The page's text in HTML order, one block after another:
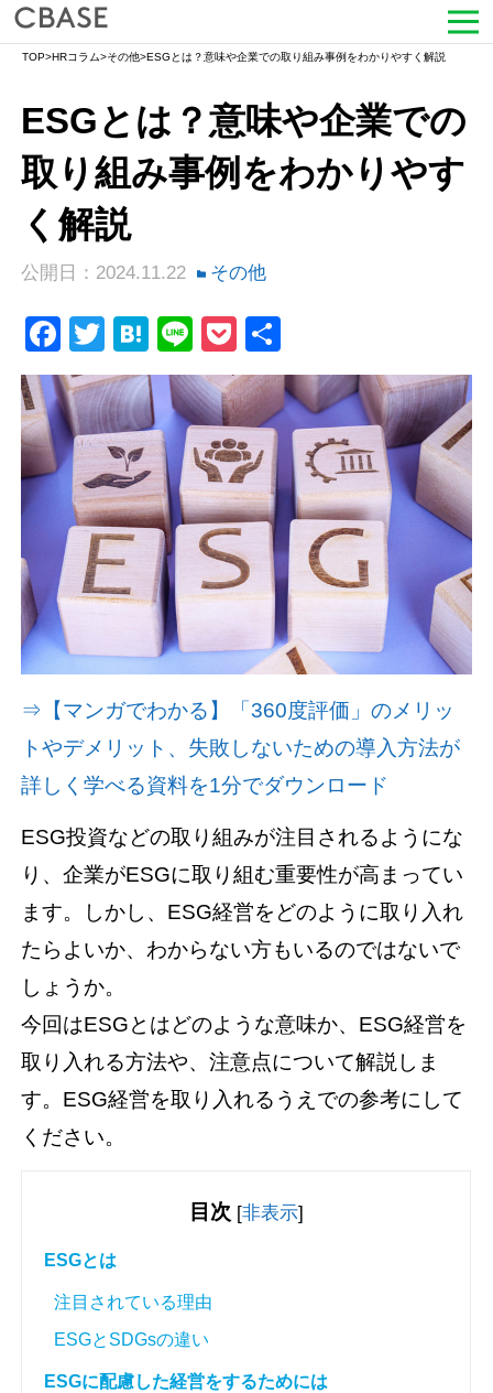
活用シーン
導入事例
セミナー情報
お知らせ
会社情報
よくある質問
資料請求(無料) お見積もり依頼
TOP>HRコラム>その他>ESGとは？意味や企業での取り組み事例をわかりやすく解説
ESGとは？意味や企業での
取り組み事例をわかりやす
く解説
公開日：2024.11.22 その他
Facebook
Twitter
Hatena
LinePocket
有
⇒【マンガでわかる】「360度評価」のメリッ
トやデメリット、失敗しないための導入方法が
詳しく学べる資料を1分でダウンロード
ESG投資などの取り組みが注目されるようにな
り、企業がESGに取り組む重要性が高まってい
ます。しかし、ESG経営をどのように取り入れ
たらよいか、わからない方もいるのではないで
しょうか。
今回はESGとはどのような意味か、ESG経営を
取り入れる方法や、注意点について解説しま
す。ESG経営を取り入れるうえでの参考にして
ください。
目次 [非表示]
ESGとは
注目されている理由
ESGとSDGsの違い
ESGに配慮した経営をするためには